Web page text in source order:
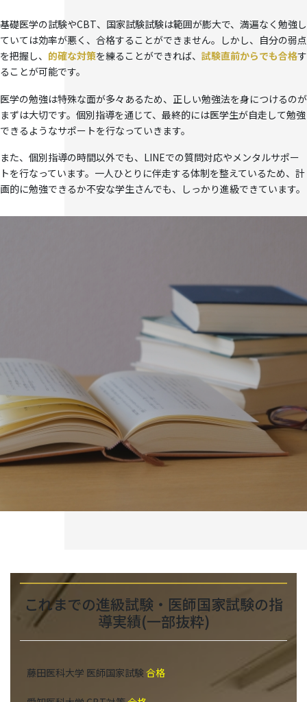
基礎医学の試験やCBT、国家試験試験は範囲が膨大で、満遍なく勉強し
ていては効率が悪く、合格することができません。しかし、自分の弱点
を把握し、 的確な対策を練ることができれば、 試験直前からでも合格す
ることが可能です。
医学の勉強は特殊な面が多々あるため、正しい勉強法を身につけるのが
まずは大切です。個別指導を通じて、最終的には医学生が自走して勉強
できるようなサポートを行なっていきます。
また、個別指導の時間以外でも、LINEでの質問対応やメンタルサポー
トを行なっています。一人ひとりに伴走する体制を整えているため、計
画的に勉強できるか不安な学生さんでも、しっかり進級できています。
これまでの進級試験・医師国家試験の指
導実績(一部抜粋)
藤田医科大学 医師国家試験合格